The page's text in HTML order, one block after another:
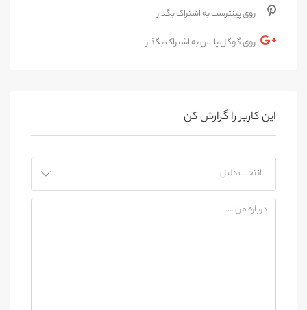
روی پینترست به اشتراک بگذار
روی گوگل پلاس به اشتراک بگذار
این کاربر را گزارش کن